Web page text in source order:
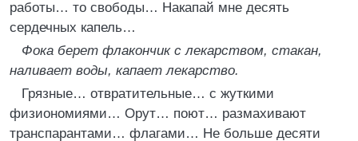
работы… то свободы… Накапай мне десять
сердечных капель…
Фока берет флакончик с лекарством, стакан,
наливает воды, капает лекарство.
Грязные… отвратительные… с жуткими
физиономиями… Орут… поют… размахивают
транспарантами… флагами… Не больше десяти